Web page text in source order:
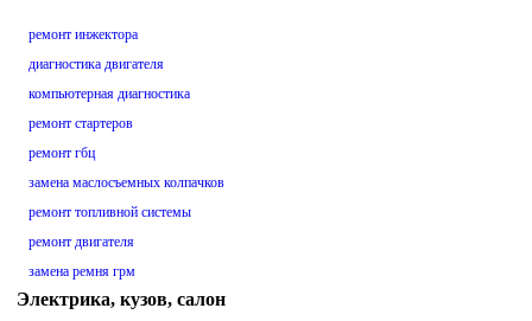
ремонт инжектора
диагностика двигателя
компьютерная диагностика
ремонт стартеров
ремонт гбц
замена маслосъемных колпачков
ремонт топливной системы
ремонт двигателя
замена ремня грм
Электрика, кузов, салон